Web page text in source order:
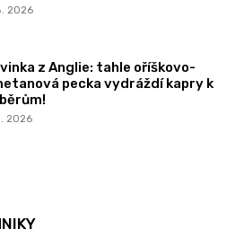
2026
z Anglie: tahle oříškovo-
pecka vydráždí kapry k
2026